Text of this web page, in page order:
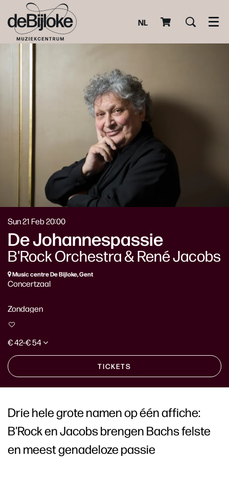
NL
De Johannespassie
B'Rock Orchestra & René Jacobs
Sun 21 Feb20:00
Music centre De Bijloke, Gent
Concertzaal
Zondagen
€ 42–€ 54
TICKETS
Drie hele grote namen op één affiche:
B'Rock en Jacobs brengen Bachs felste
en meest genadeloze passie